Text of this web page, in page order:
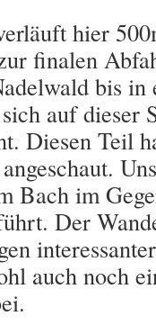
hier
finalen
bis
auf dieser
Diesen Teil
Bach im
Der
auch noch